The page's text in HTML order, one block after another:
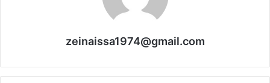
zeinaissa1974@gmail.com